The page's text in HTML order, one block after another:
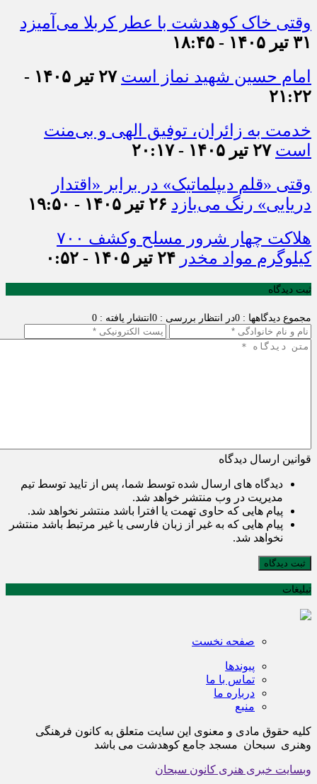
وقتی خاک کوهدشت با عطر کربلا می‌آمیزد
۳۱ تیر ۱۴۰۵ - ۱۸:۴۵
امام حسین شهید نماز است
۲۷ تیر ۱۴۰۵ -
۲۱:۲۲
خدمت به زائران، توفیق الهی و بی‌منت
است ۲۷ تیر ۱۴۰۵ - ۲۰:۱۷
وقتی «قلم دیپلماتیک» در برابر «اقتدار
دریایی» رنگ می‌بازد ۲۶ تیر ۱۴۰۵ - ۱۹:۵۰
هلاکت چهار شرور مسلح وکشف ۷۰۰
کیلوگرم مواد مخدر ۲۴ تیر ۱۴۰۵ - ۰:۵۲
ثبت دیدگاه
مجموع دیدگاهها : 0 در انتظار بررسی : 0 انتشار یافته : 0
قوانین ارسال دیدگاه
دیدگاه های ارسال شده توسط شما، پس از تایید توسط تیم
مدیریت در وب منتشر خواهد شد.
پیام هایی که حاوی تهمت یا افترا باشد منتشر نخواهد شد.
پیام هایی که به غیر از زبان فارسی یا غیر مرتبط باشد منتشر
نخواهد شد.
ثبت دیدگاه
تبلیغات
صفحه نخست
پیوندها
تماس با ما
درباره ما
منبع
کلیه حقوق مادی و معنوی این سایت متعلق به کانون فرهنگی
وهنری سبحان مسجد جامع کوهدشت می باشد
وبسایت خبری هنری کانون سبحان